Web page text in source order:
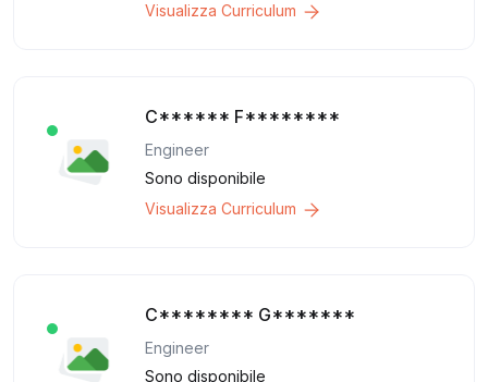
Visualizza Curriculum
C****** F********
Engineer
Sono disponibile
Visualizza Curriculum
C******** G*******
Engineer
Sono disponibile